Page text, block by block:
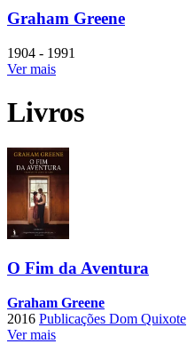
Graham Greene
1904 - 1991
Ver mais
Livros
O Fim da Aventura
Graham Greene
2016 Publicações Dom Quixote
Ver mais